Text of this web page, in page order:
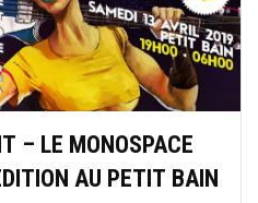
– LE MONOSPACE
AU PETIT BAIN